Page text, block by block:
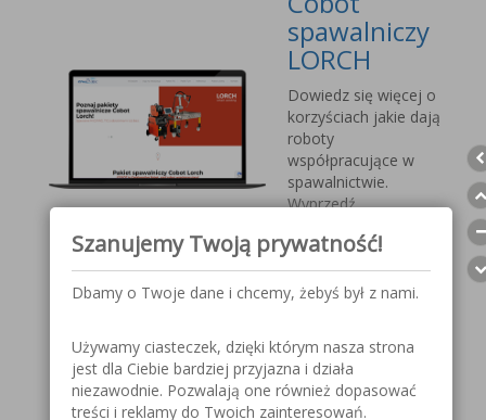
spawalniczy
LORCH
Dowiedz się więcej o
korzyściach jakie dają
roboty
współpracujące w
spawalnictwie.
Wyprzedź
nadchodzącym
wyzwaniom.
Przyłbica
spawalnicza
V1000 MOST
Szanujemy Twoją prywatność!
Dbamy o Twoje dane i chcemy, żebyś był z nami.
Używamy ciasteczek, dzięki którym nasza strona
jest dla Ciebie bardziej przyjazna i działa
niezawodnie. Pozwalają one również dopasować
treści i reklamy do Twoich zainteresowań.